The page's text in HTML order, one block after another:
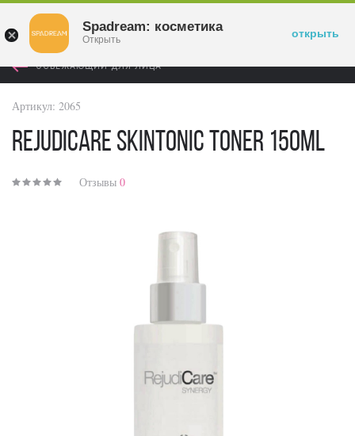
ОСВЕЖАЮЩИЙ ДЛЯ ЛИЦА
Артикул: 2065
RejudiCare Skintonic Toner 150ml
Отзывы 0
Spadream: косметика
Открыть открыть